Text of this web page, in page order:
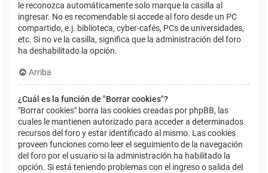
le reconozca automáticamente solo marque la casilla al
ingresar. No es recomendable si accede al foro desde un PC
compartido, e.j. biblioteca, cyber-cafés, PCs de universidades,
etc. Si no ve la casilla, significa que la administración del foro
ha deshabilitado la opción.
Arriba
¿Cuál es la función de "Borrar cookies"?
"Borrar cookies" borra las cookies creadas por phpBB, las
cuales le mantienen autorizado para acceder a determinados
recursos del foro y estar identificado al mismo. Las cookies
proveen funciones como leer el seguimiento de la navegación
del foro por el usuario si la administración ha habilitado la
opción. Si está teniendo problemas con el ingreso o salida del